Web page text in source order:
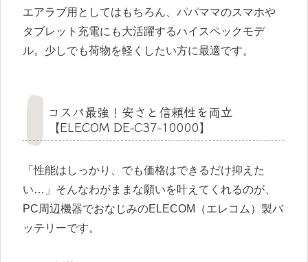
エアラブ用としてはもちろん、パパママのスマホや
タブレット充電にも大活躍するハイスペックモデ
ル。少しでも荷物を軽くしたい方に最適です。
コスパ最強！安さと信頼性を両立
【ELECOM DE-C37-10000】
「性能はしっかり、でも価格はできるだけ抑えた
い…」そんなわがままな願いを叶えてくれるのが、
PC周辺機器でおなじみのELECOM（エレコム）製バ
ッテリーです。